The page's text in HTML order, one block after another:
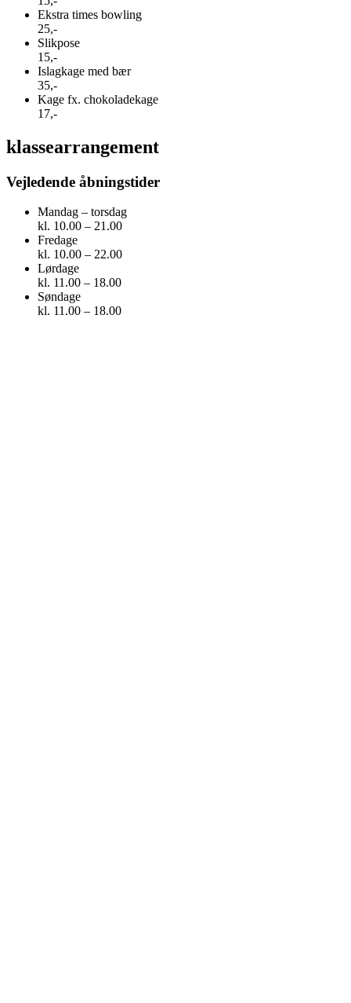
Ekstra times bowling
25,-
Slikpose
15,-
Islagkage med bær
35,-
Kage fx. chokoladekage
17,-
klassearrangement
Vejledende åbningstider
Mandag – torsdag
kl. 10.00 – 21.00
Fredage
kl. 10.00 – 22.00
Lørdage
kl. 11.00 – 18.00
Søndage
kl. 11.00 – 18.00